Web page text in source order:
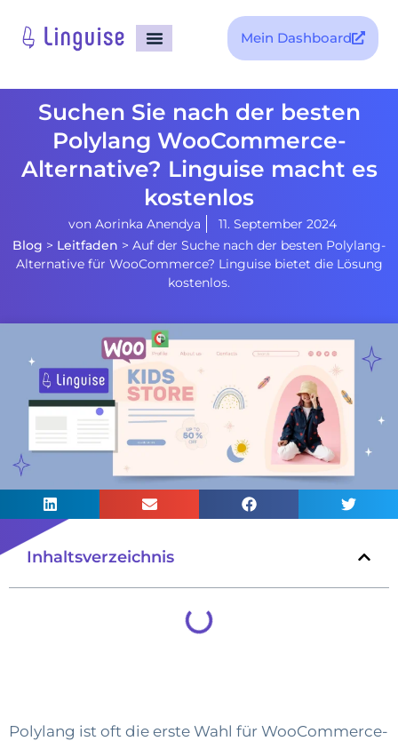
Mein Dashboard
Suchen Sie nach der besten
Polylang WooCommerce-
Alternative? Linguise macht es
kostenlos
von Aorinka Anendya
11. September 2024
Blog > Leitfaden > Auf der Suche nach der besten Polylang-
Alternative für WooCommerce? Linguise bietet die Lösung
kostenlos.
Inhaltsverzeichnis
Polylang ist oft die erste Wahl für WooCommerce-